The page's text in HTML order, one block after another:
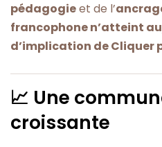
pédagogieet de l’
francophone n’atteint
d’implication de Cliquer
📈 Une
croissante